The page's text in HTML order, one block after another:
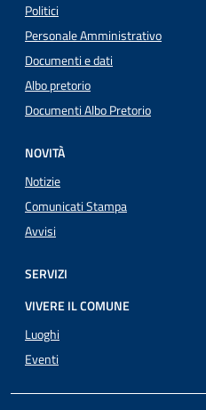
Politici
Personale Amministrativo
Documenti e dati
Albo pretorio
Documenti Albo Pretorio
NOVITÀ
Notizie
Comunicati Stampa
Avvisi
SERVIZI
VIVERE IL COMUNE
Luoghi
Eventi